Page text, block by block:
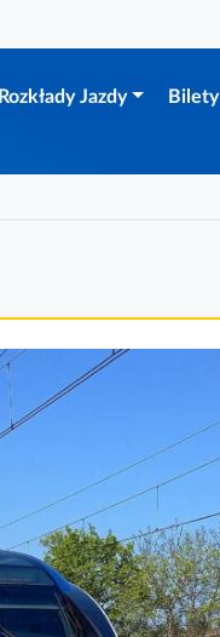
Rozkłady Jazdy Bilety